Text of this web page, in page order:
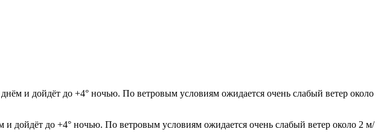
и дойдёт до +4° ночью. По ветровым условиям ожидается очень слабый ветер около
и дойдёт до +4° ночью. По ветровым условиям ожидается очень слабый ветер около 2 м/